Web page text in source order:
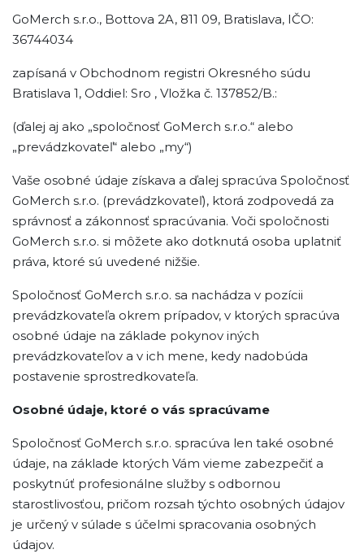
GoMerch s.r.o., Bottova 2A, 811 09, Bratislava, IČO:
36744034
zapísaná v Obchodnom registri Okresného súdu
Bratislava 1, Oddiel: Sro , Vložka č. 137852/B.:
(ďalej aj ako „spoločnosť GoMerch s.r.o.“ alebo
„prevádzkovateľ“ alebo „my“)
Vaše osobné údaje získava a ďalej spracúva Spoločnosť
GoMerch s.r.o. (prevádzkovateľ), ktorá zodpovedá za
správnosť a zákonnosť spracúvania. Voči spoločnosti
GoMerch s.r.o. si môžete ako dotknutá osoba uplatniť
práva, ktoré sú uvedené nižšie.
Spoločnosť GoMerch s.r.o. sa nachádza v pozícii
prevádzkovateľa okrem prípadov, v ktorých spracúva
osobné údaje na základe pokynov iných
prevádzkovateľov a v ich mene, kedy nadobúda
postavenie sprostredkovateľa.
Osobné údaje, ktoré o vás spracúvame
Spoločnosť GoMerch s.r.o. spracúva len také osobné
údaje, na základe ktorých Vám vieme zabezpečiť a
poskytnúť profesionálne služby s odbornou
starostlivosťou, pričom rozsah týchto osobných údajov
je určený v súlade s účelmi spracovania osobných
údajov.